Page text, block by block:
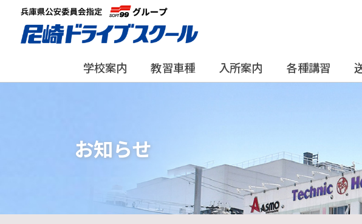
学校案内 教習車種 入所案内 各種講習
お知らせ